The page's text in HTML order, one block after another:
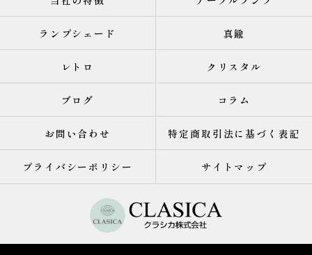
ランプシェード 真鍮
レトロ クリスタル
ブログ コラム
お問い合わせ 特定商取引法に基づく表記
プライバシーポリシー サイトマップ